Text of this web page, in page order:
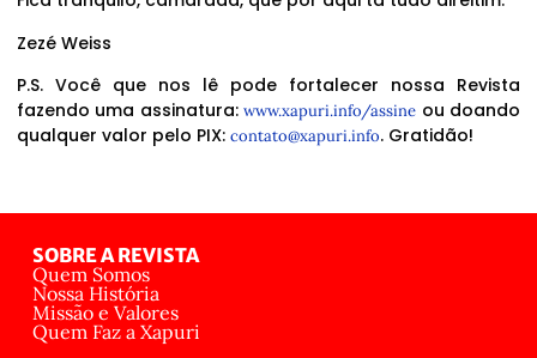
Zezé Weiss
P.S. Você que nos lê pode fortalecer nossa Revista
fazendo uma assinatura:www.xapuri.info/assine ou doando
qualquer valor pelo PIX: contato@xapuri.info. Gratidão!
SOBRE A REVISTA
Quem Somos
Nossa História
Missão e Valores
Quem Faz a Xapuri